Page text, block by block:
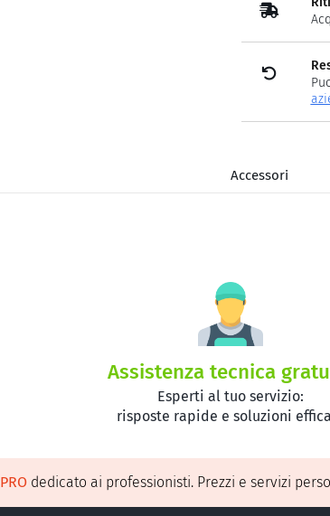
Accessori
Assistenza tecnica
Esperti al tuo servizio:
risposte rapide e soluzioni
PRO dedicato ai professionisti. Prezzi e servizi